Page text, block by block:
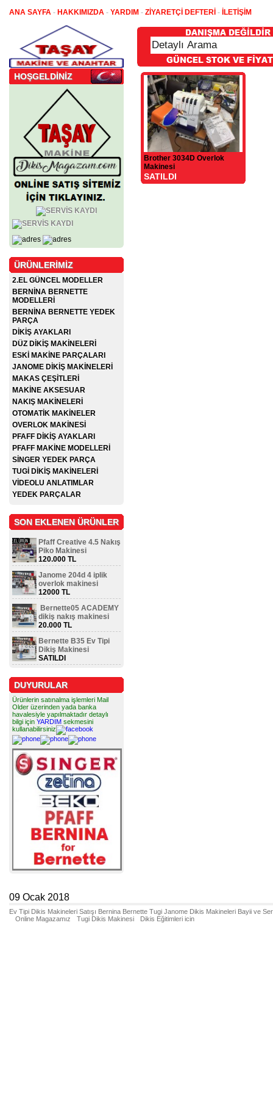
ANA SAYFA - HAKKIMIZDA - YARDIM - ZİYARETÇİ DEFTERİ - İLETİŞİM
HOŞGELDİNİZ
ÜRÜNLERİMİZ
2.EL GÜNCEL MODELLER
BERNİNA BERNETTE
MODELLERİ
BERNİNA BERNETTE YEDEK
PARÇA
DİKİŞ AYAKLARI
DÜZ DİKİŞ MAKİNELERİ
ESKİ MAKİNE PARÇALARI
JANOME DİKİŞ MAKİNELERİ
MAKAS ÇEŞİTLERİ
MAKİNE AKSESUAR
NAKIŞ MAKİNELERİ
OTOMATİK MAKİNELER
OVERLOK MAKİNESİ
PFAFF DİKİŞ AYAKLARI
PFAFF MAKİNE MODELLERİ
SİNGER YEDEK PARÇA
TUGİ DİKİŞ MAKİNELERİ
VİDEOLU ANLATIMLAR
YEDEK PARÇALAR
SON EKLENEN ÜRÜNLER
Pfaff Creative 4.5 Nakış
Piko Makinesi
120.000 TL
Janome 204d 4 iplik
overlok makinesi
12000 TL
Bernette05 ACADEMY
dikiş nakış makinesi
20.000 TL
Bernette B35 Ev Tipi
Dikiş Makinesi
SATILDI
DUYURULAR
Ürünlerin satınalma işlemleri Mail
Older üzerinden yada banka
havalesiyle yapılmaktadır detaylı
bilgi için YARDIM sekmesini
kullanabilirsiniz
Brother 3034D Overlok
Makinesi
SATILDI
09 Ocak 2018
Ev Tipi Dikis Makineleri Satışı Bernina Bernette Tugi Janome Dikis Makineleri Bayii ve
Online Magazamız
Tugi Dikis Makinesi Dikis Eğitimleri icin